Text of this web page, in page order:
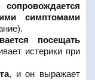
сопровождается
симптомами
посещать
истерики при
, и он выражает